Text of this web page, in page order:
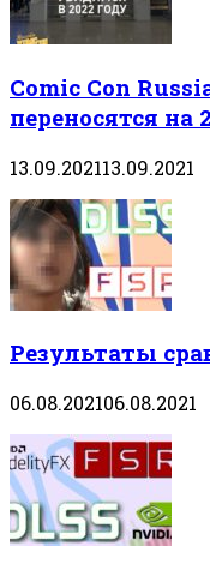
Comic Con
переносятся на
13.09.202113.09.2021
Результаты
06.08.202106.08.2021